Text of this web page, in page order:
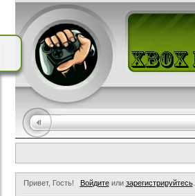
Привет, Гость! Войдитеили зарегистрируйтесь.